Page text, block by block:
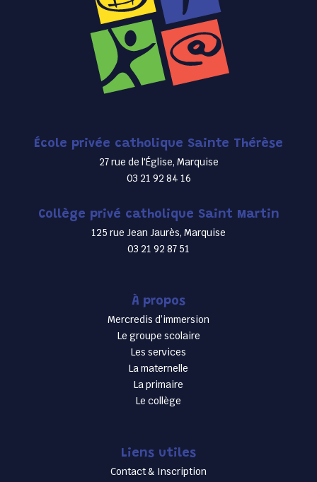
École privée catholique Sainte Thérèse
27 rue de l'Église, Marquise
03 21 92 84 16
Collège privé catholique Saint Martin
125 rue Jean Jaurès, Marquise
03 21 92 87 51
À propos
Mercredis d’immersion
Le groupe scolaire
Les services
La maternelle
La primaire
Le collège
Liens utiles
Contact & Inscription